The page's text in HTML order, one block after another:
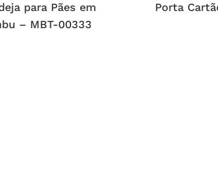
para Pães em
– MBT-00333
Porta